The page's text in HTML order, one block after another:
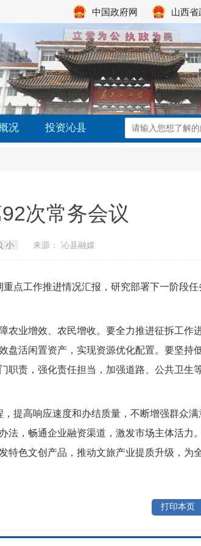
中国政府网 山西省
况 投资沁县
次常务会议
小 来源： 沁县融媒
点工作推进情况汇报，研究部署下一阶段任
农业增效、农民增收。要全力推进征拆工作
盘活闲置资产，实现资源优化配置。要坚持
职责，强化责任担当，加强道路、公共卫生
提高响应速度和办结质量，不断增强群众
，畅通企业融资渠道，激发市场主体活力
特色文创产品，推动文旅产业提质升级，为
打印本页